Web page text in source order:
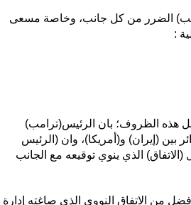
الضرر من كل جانب، وخاصة مسعى
:
هذه الظروف؛ بان الرئيس(ترامب)
(إيران) و(أمريكا)، وان (الرئيس
الذي ينوي توقيعه مع الجانب
من الاتفاق النووي الذي صاغته إدارة